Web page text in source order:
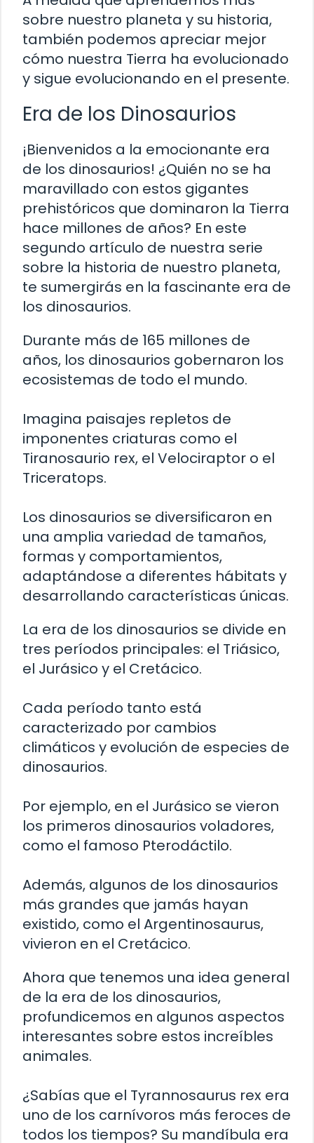
sobre nuestro planeta y su historia,
también podemos apreciar mejor
cómo nuestra Tierra ha evolucionado
y sigue evolucionando en el presente.
Era de los Dinosaurios
¡Bienvenidos a la emocionante era
de los dinosaurios! ¿Quién no se ha
maravillado con estos gigantes
prehistóricos que dominaron la Tierra
hace millones de años? En este
segundo artículo de nuestra serie
sobre la historia de nuestro planeta,
te sumergirás en la fascinante era de
los dinosaurios.
Durante más de 165 millones de
años, los dinosaurios gobernaron los
ecosistemas de todo el mundo.
Imagina paisajes repletos de
imponentes criaturas como el
Tiranosaurio rex, el Velociraptor o el
Triceratops.
Los dinosaurios se diversificaron en
una amplia variedad de tamaños,
formas y comportamientos,
adaptándose a diferentes hábitats y
desarrollando características únicas.
La era de los dinosaurios se divide en
tres períodos principales: el Triásico,
el Jurásico y el Cretácico.
Cada período tanto está
caracterizado por cambios
climáticos y evolución de especies de
dinosaurios.
Por ejemplo, en el Jurásico se vieron
los primeros dinosaurios voladores,
como el famoso Pterodáctilo.
Además, algunos de los dinosaurios
más grandes que jamás hayan
existido, como el Argentinosaurus,
vivieron en el Cretácico.
Ahora que tenemos una idea general
de la era de los dinosaurios,
profundicemos en algunos aspectos
interesantes sobre estos increíbles
animales.
¿Sabías que el Tyrannosaurus rex era
uno de los carnívoros más feroces de
todos los tiempos? Su mandíbula era